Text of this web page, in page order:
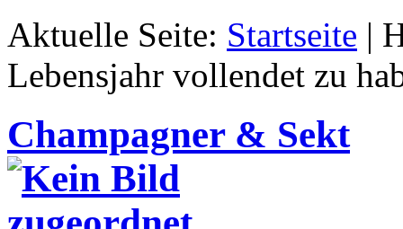
Aktuelle Seite: Startseite |
Lebensjahr vollendet zu
Champagner & Sekt